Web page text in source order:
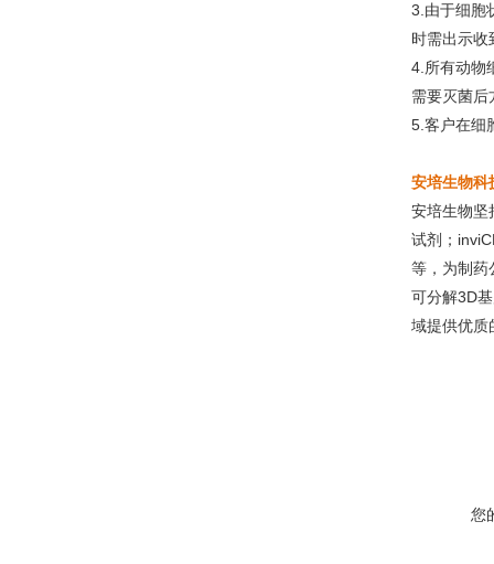
3.由于细胞
时需出示收
4.所有动物
需要灭菌后
5.客户在细
安培生物科
安培生物坚
试剂；
等，为制药
可分解3D
域提供优质
您